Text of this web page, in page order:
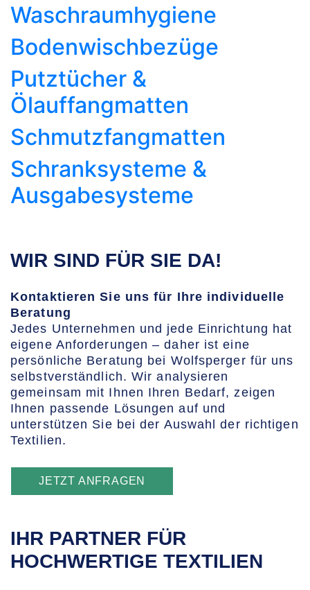
Waschraumhygiene
Bodenwischbezüge
Putztücher &
Ölauffangmatten
Schmutzfangmatten
Schranksysteme &
Ausgabesysteme
WIR SIND FÜR SIE DA!
Kontaktieren Sie uns für Ihre individuelle
Beratung
Jedes Unternehmen und jede Einrichtung hat
eigene Anforderungen – daher ist eine
persönliche Beratung bei Wolfsperger für uns
selbstverständlich. Wir analysieren
gemeinsam mit Ihnen Ihren Bedarf, zeigen
Ihnen passende Lösungen auf und
unterstützen Sie bei der Auswahl der richtigen
Textilien.
JETZT ANFRAGEN
IHR PARTNER FÜR
HOCHWERTIGE TEXTILIEN